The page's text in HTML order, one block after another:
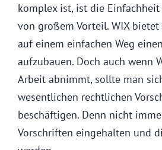
komplex ist, ist die Einfachheit
von großem Vorteil. WIX
auf einem einfachen Weg
aufzubauen. Doch auch wenn
Arbeit abnimmt, sollte man
wesentlichen rechtlichen
beschäftigen. Denn nicht
Vorschriften eingehalten und